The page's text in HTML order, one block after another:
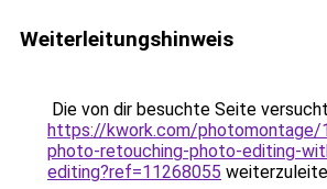
Weiterleitungshinweis
Die von dir besuchte Seite
https://kwork.com/photomontage/
photo-retouching-photo-editing-
editing?ref=11268055